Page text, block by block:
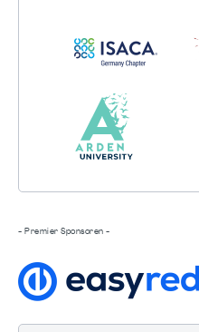
- Premier Sponsoren -